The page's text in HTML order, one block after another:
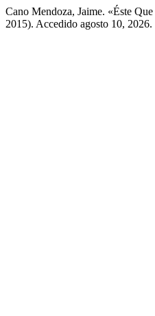
Cano Mendoza, Jaime. «Éste
2015). Accedido agosto 10,